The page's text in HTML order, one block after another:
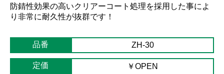
防錆性効果の高いクリアーコート処理を採用した事によ
り非常に耐久性が抜群です！
品番 ZH-30
定価 ￥OPEN